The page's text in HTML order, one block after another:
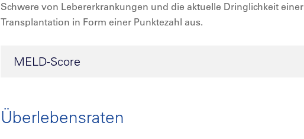
Schwere von Lebererkrankungen und die aktuelle Dringlichkeit einer
Transplantation in Form einer Punktezahl aus.
MELD-Score
Überlebensraten